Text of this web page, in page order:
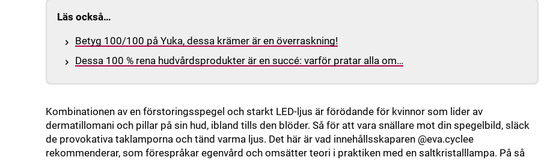
Läs också…
Betyg 100/100 på Yuka, dessa krämer är en överraskning!
Dessa 100 % rena hudvårdsprodukter är en succé: varför pratar alla om…
Kombinationen av en förstoringsspegel och starkt LED-ljus är förödande för kvinnor som lider av
dermatillomani och pillar på sin hud, ibland tills den blöder. Så för att vara snällare mot din spegelbild, släck
de provokativa taklamporna och tänd varma ljus. Det här är vad innehållsskaparen @eva.cyclee
rekommenderar, som förespråkar egenvård och omsätter teori i praktiken med en saltkristalllampa. På så